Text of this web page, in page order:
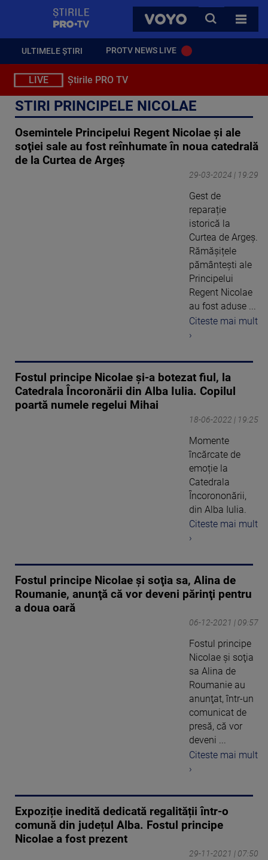
VOYO
CAUTA
TOATE
ULTIMELE ȘTIRI PROTV NEWS LIVE
LIVE Știrile PRO TV
STIRI PRINCIPELE NICOLAE
Osemintele Principelui Regent Nicolae şi ale
soţiei sale au fost reînhumate în noua catedrală
de la Curtea de Argeş
29-03-2024 | 19:29
Gest de
reparație
istorică la
Curtea de Argeș.
Rămășițele
pământești ale
Principelui
Regent Nicolae
au fost aduse ...
Citeste mai mult
›
Fostul principe Nicolae și-a botezat fiul, la
Catedrala Încoronării din Alba Iulia. Copilul
poartă numele regelui Mihai
18-06-2022 | 19:25
Momente
încărcate de
emoție la
Catedrala
Încorononării,
din Alba Iulia.
Citeste mai mult
›
Fostul principe Nicolae şi soţia sa, Alina de
Roumanie, anunţă că vor deveni părinţi pentru
a doua oară
06-12-2021 | 09:57
Fostul principe
Nicolae şi soţia
sa Alina de
Roumanie au
anunţat, într-un
comunicat de
presă, că vor
deveni ...
Citeste mai mult
›
Expoziție inedită dedicată regalității într-o
comună din județul Alba. Fostul principe
Nicolae a fost prezent
29-11-2021 | 07:50